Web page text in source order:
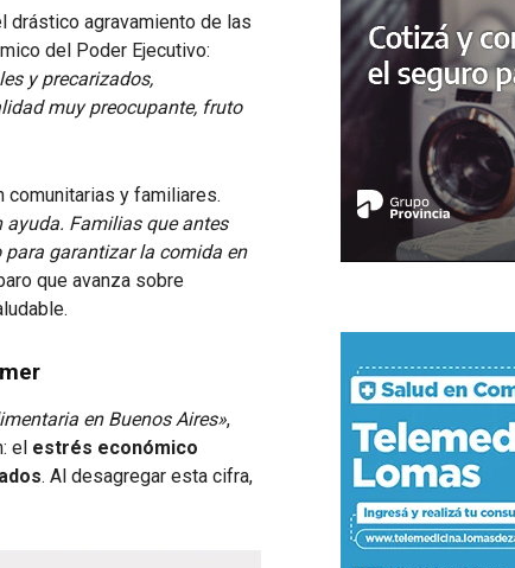
drástico agravamiento de las
del Poder Ejecutivo:
y precarizados,
muy preocupante, fruto
comunitarias y familiares.
ayuda. Familias que antes
garantizar la comida en
que avanza sobre
en Buenos Aires»,
el estrés económico
. Al desagregar esta cifra,